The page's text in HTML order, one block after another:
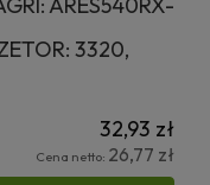
ARES540RX-
3320,
32,93 zł
Cena netto: 26,77 zł